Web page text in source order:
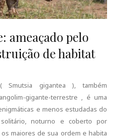
ameaçado pelo
de habitat
Smutsia gigantea ), também
gigante-terrestre , é uma
e menos estudadas do
noturno e coberto por
maiores de sua ordem e habita